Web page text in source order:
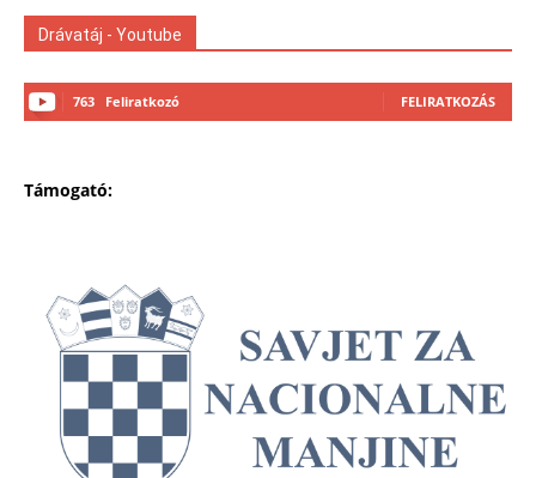
Drávatáj - Youtube
763 Feliratkozó FELIRATKOZÁS
Támogató: